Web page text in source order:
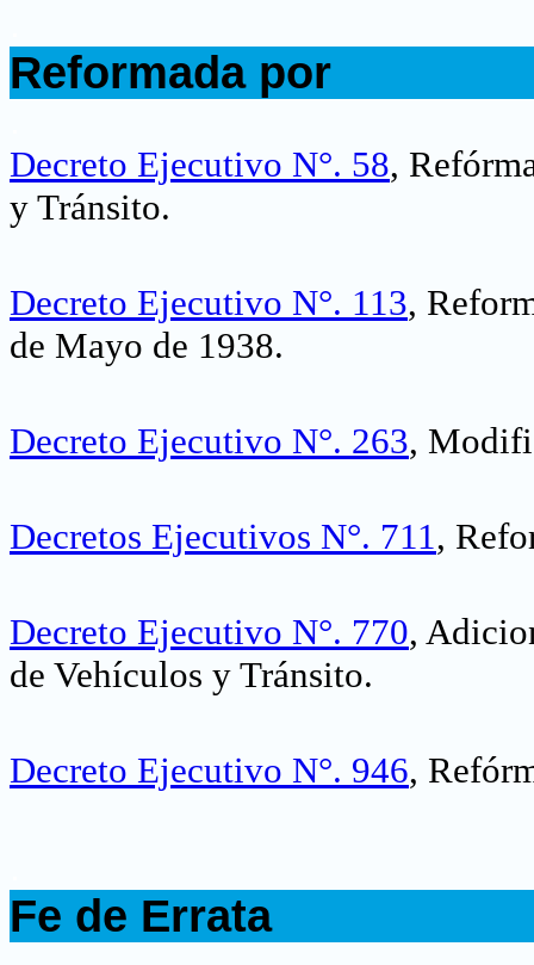
Reformada por
Decreto Ejecutivo N°. 58,
y Tránsito.
Decreto Ejecutivo N°. 113,
de Mayo de 1938.
Decreto Ejecutivo N°. 263,
Decretos Ejecutivos N°. 711,
Decreto Ejecutivo N°. 770,
de Vehículos y Tránsito.
Decreto Ejecutivo N°. 946,
Fe de Errata